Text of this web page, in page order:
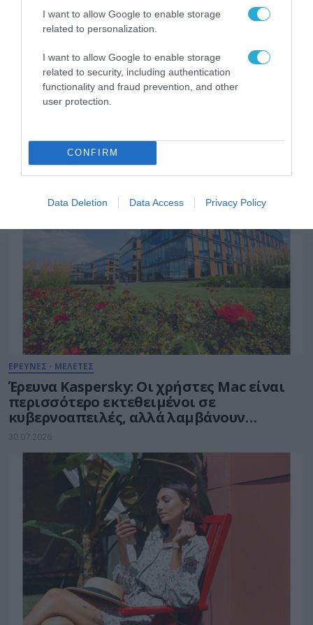
I want to allow Google to enable storage
related to personalization.
I want to allow Google to enable storage
related to security, including authentication
functionality and fraud prevention, and other
user protection.
CONFIRM
Data Deletion Data Access Privacy Policy
ΕΡΕΥΝΕΣ - ΜΕΛΕΤΕΣ
ΕΡΕΥΝΕΣ - ΜΕΛΕΤΕΣ
Έρευνα Kaspersky: Οι χρήστες Mac είναι
περισσότερο εκτεθειμένοι σε
κυβερνοαπειλές, αλλά λαμβάνουν
λιγότερα μέτρα προστασίας
30.07.2026